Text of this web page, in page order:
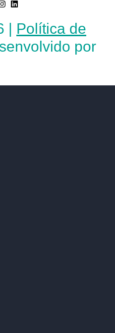
| Política de
por